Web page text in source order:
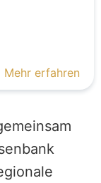
Mehr erfahren